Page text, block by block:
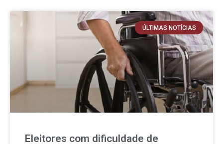
ÚLTIMAS NOTÍCIAS
Eleitores com dificuldade de